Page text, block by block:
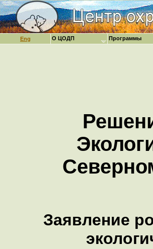
Eng
Заявление
О ЦОДП Программы